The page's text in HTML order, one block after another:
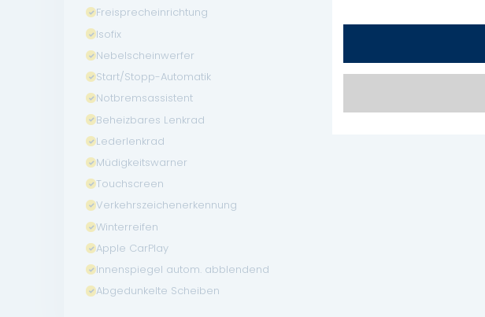
Freisprecheinrichtung
Isofix
Nebelscheinwerfer
Start/Stopp-Automatik
Notbremsassistent
Beheizbares Lenkrad
Lederlenkrad
Müdigkeitswarner
Touchscreen
Verkehrszeichenerkennung
Winterreifen
Apple CarPlay
Innenspiegel autom. abblendend
Abgedunkelte Scheiben